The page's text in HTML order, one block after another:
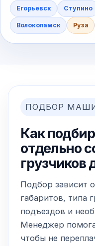
Егорьевск Ступино
Волоколамск Руза
ПОДБОР
Как
отдельно
грузчиков
Подбор зависит
габаритов, типа
подъездов и
Менеджер
чтобы не